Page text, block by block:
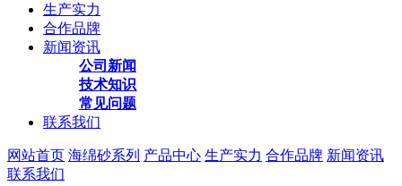
生产实力
合作品牌
新闻资讯
公司新闻
技术知识
常见问题
联系我们
网站首页 海绵砂系列 产品中心 生产实力 合作品牌 新闻资讯
联系我们